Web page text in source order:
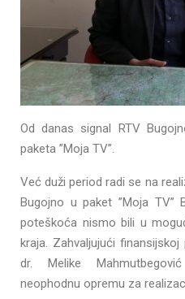
Od danas signal RTV
paketa ”Moja TV”.
Već duži period radi se na
Bugojno u paket ”Moja TV”
poteškoća nismo bili u
kraja. Zahvaljujući
dr. Melike
neophodnu opremu za